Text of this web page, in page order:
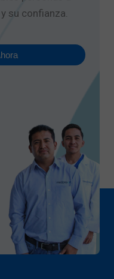
su confianza.